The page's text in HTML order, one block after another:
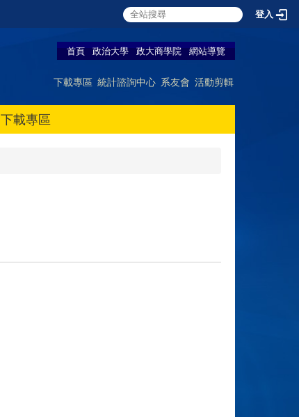
登入
首頁 政治大學 政大商學院 網站導覽
下載專區 統計諮詢中心 系友會 活動剪輯
下載專區